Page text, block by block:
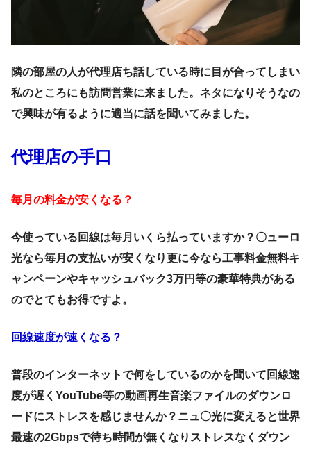
隣の部屋の人が代理店ち話している時に目が合ってしまい
私のところにも訪問営業に来ました。ネタになりそうなの
で興味が有るように適当に話を聞いてみました。
代理店の手口
毎月の料金が安くなる？
今使っている回線は毎月いくら払っていますか？〇ューロ
光なら毎月の支払いが安くなり更に今なら工事料金無料キ
ャンペーンやキャッシュバック3万円等の豪華特典がある
のでとてもお得ですよ。
回線速度が速くなる？
普段のインターネットで何をしているのかを聞いて回線速
度が遅くYouTube等の動画再生音楽ファイルのダウンロ
ードにストレスを感じませんか？ニュ〇光に変えると世界
最速の2Gbpsで待ち時間が無くなりストレスなくダウン